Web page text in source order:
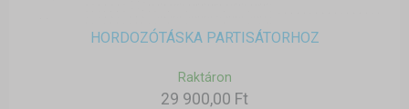
HORDOZÓTÁSKA PARTISÁTORHOZ
Raktáron
29 900,00 Ft